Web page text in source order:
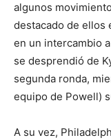
algunos
destacado de ellos
en un intercambio
se desprendió de
segunda ronda,
equipo de Powell)
A su vez,